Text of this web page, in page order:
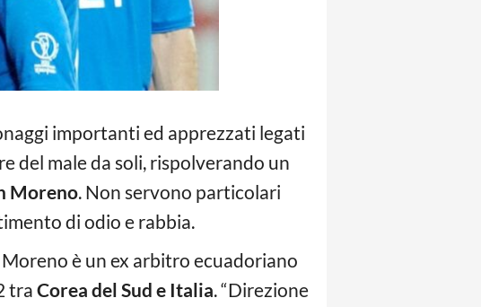
importanti ed apprezzati legati
del male da soli, rispolverando un
Moreno. Non servono particolari
di odio e rabbia.
è un ex arbitro ecuadoriano
tra Corea del Sud e Italia. “Direzione